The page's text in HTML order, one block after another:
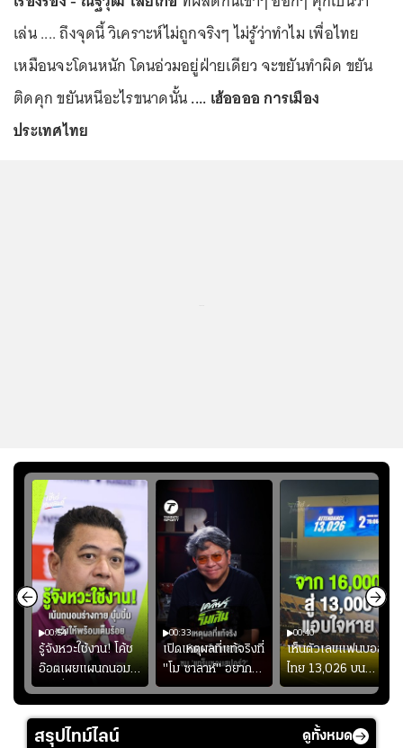
เล่น .... ถึงจุดนี้ วิเคราะห์ไม่ถูกจริงๆ ไม่รู้ว่าทำไม เพื่อไทย
เหมือนจะโดนหนัก โดนอ่วมอยู่ฝ่ายเดียว จะขยันทำผิด ขยัน
ติดคุก ขยันหนีอะไรขนาดนั้น.... เฮ้ออออ การเมือง
ประเทศไทย
00:54
รู้จังหวะใช้งาน! โค้ช
อ๊อตเผยแผนถนอม
“บุ๋มบิ๋ม” เพื่อรักษา
ร่างกายให้พร้อมที่สุด
00:33
เปิดเหตุผลที่แท้จริงที่
"โม ซาลาห์" อยาก
ย้ายซบ "แทร็บซอนส
ปอร์"
00:40
เห็นตัวเลขแฟนบอล
ไทย 13,026 บน
สกอร์บอร์ดแล้วแอบ
ใจหาย น้อยกว่านัดที่
แล้วเจอมาเลเซียตั้ง
สรุปไทม์ไลน์ ดูทั้งหมด